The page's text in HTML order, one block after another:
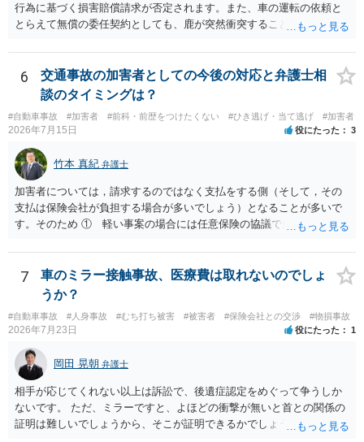
行為に基づく損害賠償請求が否定されます。また、車の運転の依頼と
とらえて無償の委任契約としても、鹿が突然衝突することは予見がで
償請求も成立しない可能性があります。以上の理由から支払義務は否
定される可能性が高いです。ご参考にしてください。
6
交通事故の加害者としての今後の対応と弁護士相
談のタイミングは？
#自動車事故 #加害者 #前科・前歴をつけたくない #ひき逃げ・当て逃げ #加害者
2026年7月15日 役にたった 3
竹本 真紀 弁護士
加害者については，請求するのではなく支払をする側（そして，その
支払は保険会社が負担する場合が多いでしょう）となることが多いで
す。そのため ① 軽い事案の場合には任意保険の協議で成立すること
保険の協議となり，事案によっては保険会社が代理人弁護士をつける
場合が多いこと イ 刑事事件に進む場合は，刑事弁護の話になるこ
と などの事情から，任意保険に入っていない場合など，特殊な場合以
外は，あまり顕在化する事情がないのだと思います。 ですから，加害
者側も弁護士が入っているケースは実際にはあるのです。 本件は，刑
事事件の面で問題となっています。 交通事故を発生した場合には，警
察に報告しなければなりません。道路交通法違反第７２条第１項後段
に不申告という形で定められています。本件は，これに客観的には該
当することがはっきりしている事案です。ですから「単なる交通事故
から，刑事事件になりそうな…」ではなく，刑事事件の対象となるこ
とがはっきりしている事案です。 自分は逃げていないという認識でし
ょう。そのため，故意を否認している形になるのですが，「現場から
7
車のミラー接触事故、医療費は取れないのでしょ
うか？
#自動車事故 #人身事故 #むち打ち被害 #被害者 #保険会社との交渉 #物損事故
2026年7月23日 役にたった 1
岡田 晃朝 弁護士
相手が応じてくれない以上は訴訟で、後遺症認定をめぐって争うしか
ないです。 ただ、ミラーですと、よほどの衝撃が無いと首との関係の
証明は難しいでしょうから、そこが証明できるかでしょうね。